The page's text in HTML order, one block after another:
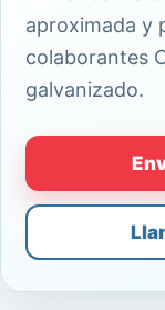
aproximada y
colaborantes
galvanizado.